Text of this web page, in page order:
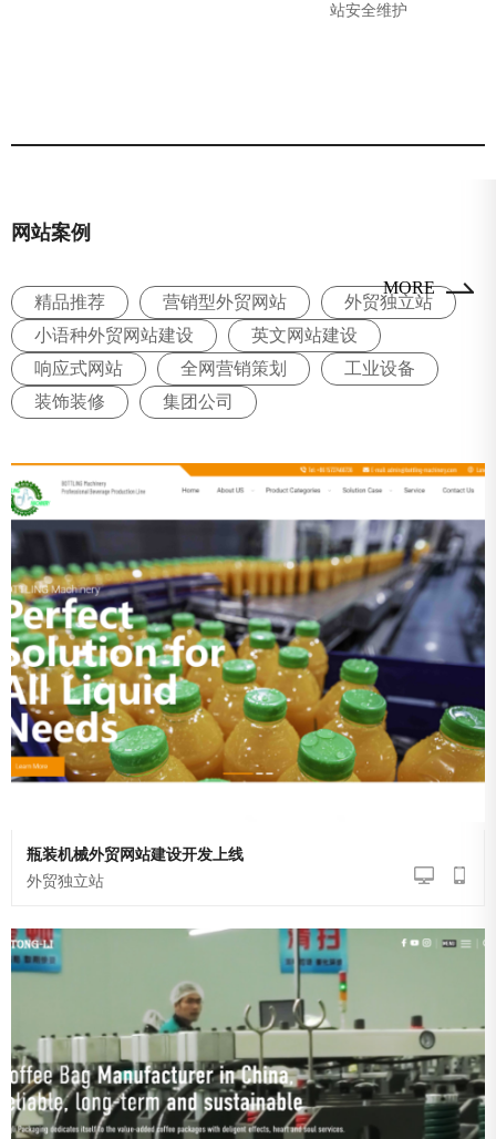
站安全维护
网站案例
MORE
精品推荐 营销型外贸网站
外贸独立站
小语种外贸网站建设
英文网站建设
响应式网站
全网营销策划
工业设备
装饰装修
集团公司
瓶装机械外贸网站建设开发上线
外贸独立站